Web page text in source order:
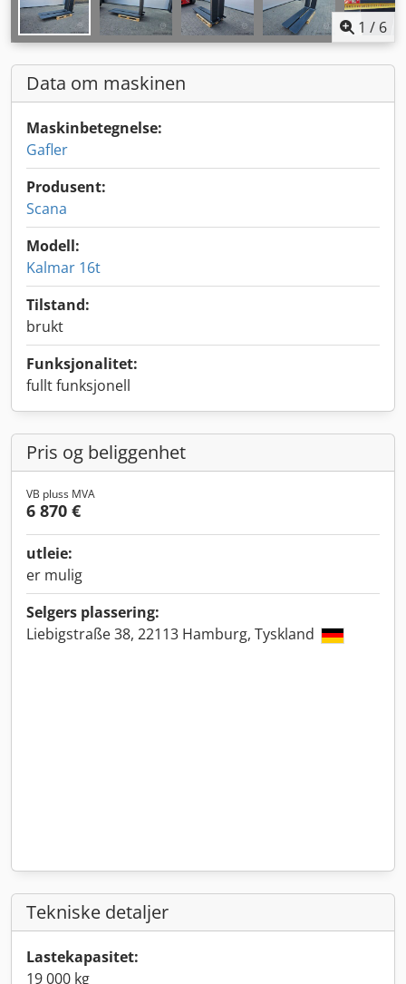
1 / 6
Data om maskinen
Maskinbetegnelse:
Gafler
Produsent:
Scana
Modell:
Kalmar 16t
Tilstand:
brukt
Funksjonalitet:
fullt funksjonell
Pris og beliggenhet
VB pluss MVA
6 870 €
utleie:
er mulig
Selgers plassering:
Liebigstraße 38, 22113 Hamburg, Tyskland
Tekniske detaljer
Lastekapasitet:
19 000 kg